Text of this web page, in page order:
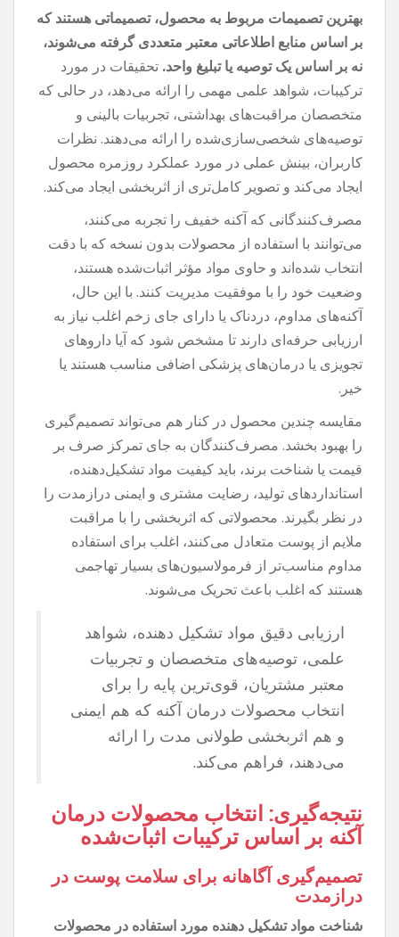
بهترین تصمیمات مربوط به محصول، تصمیماتی هستند که
بر اساس منابع اطلاعاتی معتبر متعددی گرفته می‌شوند،
نه بر اساس یک توصیه یا تبلیغ واحد. تحقیقات در مورد
ترکیبات، شواهد علمی مهمی را ارائه می‌دهد، در حالی که
متخصصان مراقبت‌های بهداشتی، تجربیات بالینی و
توصیه‌های شخصی‌سازی‌شده را ارائه می‌دهند. نظرات
کاربران، بینش عملی در مورد عملکرد روزمره محصول
ایجاد می‌کند و تصویر کامل‌تری از اثربخشی ایجاد می‌کند.
مصرف‌کنندگانی که آکنه خفیف را تجربه می‌کنند،
می‌توانند با استفاده از محصولات بدون نسخه که با دقت
انتخاب شده‌اند و حاوی مواد مؤثر اثبات‌شده هستند،
وضعیت خود را با موفقیت مدیریت کنند. با این حال،
آکنه‌های مداوم، دردناک یا دارای جای زخم اغلب نیاز به
ارزیابی حرفه‌ای دارند تا مشخص شود که آیا داروهای
تجویزی یا درمان‌های پزشکی اضافی مناسب هستند یا
خیر.
مقایسه چندین محصول در کنار هم می‌تواند تصمیم‌گیری
را بهبود بخشد. مصرف‌کنندگان به جای تمرکز صرف بر
قیمت یا شناخت برند، باید کیفیت مواد تشکیل‌دهنده،
استانداردهای تولید، رضایت مشتری و ایمنی درازمدت را
در نظر بگیرند. محصولاتی که اثربخشی را با مراقبت
ملایم از پوست متعادل می‌کنند، اغلب برای استفاده
مداوم مناسب‌تر از فرمولاسیون‌های بسیار تهاجمی
هستند که اغلب باعث تحریک می‌شوند.
ارزیابی دقیق مواد تشکیل دهنده، شواهد
علمی، توصیه‌های متخصصان و تجربیات
معتبر مشتریان، قوی‌ترین پایه را برای
انتخاب محصولات درمان آکنه که هم ایمنی
و هم اثربخشی طولانی مدت را ارائه
می‌دهند، فراهم می‌کند.
نتیجه‌گیری: انتخاب محصولات درمان
آکنه بر اساس ترکیبات اثبات‌شده
تصمیم‌گیری آگاهانه برای سلامت پوست در
درازمدت
شناخت مواد تشکیل دهنده مورد استفاده در محصولات